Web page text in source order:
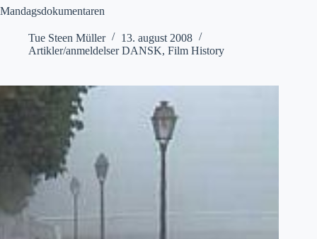
Mandagsdokumentaren
Tue Steen Müller
13. august 2008
Artikler/anmeldelser DANSK, Film History